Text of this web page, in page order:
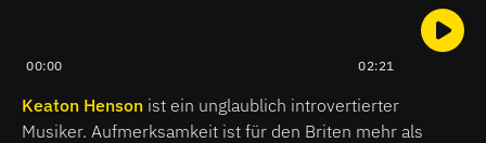
00:00 02:21
Keaton Henson ist ein unglaublich introvertierter
Musiker. Aufmerksamkeit ist für den Briten mehr als